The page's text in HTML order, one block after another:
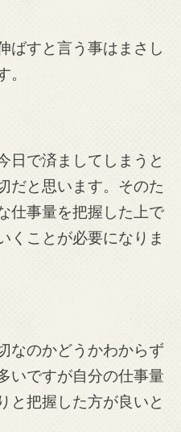
ばすと言う事はまさし
。
日で済ましてしまうと
だと思います。そのた
仕事量を把握した上で
くことが必要になりま
なのかどうかわからず
いですが自分の仕事量
と把握した方が良いと